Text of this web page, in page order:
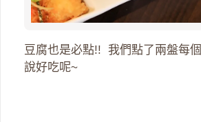
豆腐也是必點!! 我們點了兩盤每
說好吃呢~